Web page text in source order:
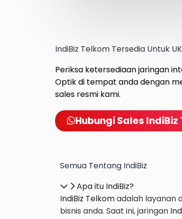
IndiBiz Telkom Tersedia Untuk
Periksa ketersediaan jaringan
Optik di tempat anda dengan
sales resmi kami.
Hubungi Sales
Semua Tentang IndiBiz
Apa itu IndiBiz?
IndiBiz Telkomadalah layanan
bisnis anda. Saat ini, jaringan